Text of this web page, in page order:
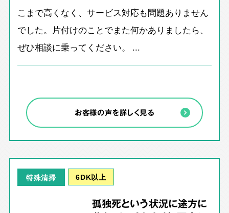
こまで高くなく、サービス対応も問題ありません
でした。片付けのことでまた何かありましたら、
ぜひ相談に乗ってください。 ...
お客様の声を詳しく見る
特殊清掃 6DK以上
孤独死という状況に途方に